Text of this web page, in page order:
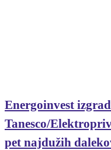
Energoinvest
Tanesco/
pet najdužih